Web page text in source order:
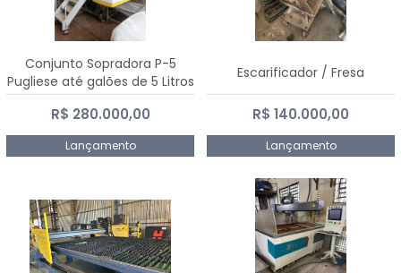
Conjunto Sopradora P-5
Pugliese até galões de 5 Litros
R$ 280.000,00
Lançamento
Escarificador / Fresa
R$ 140.000,00
Lançamento